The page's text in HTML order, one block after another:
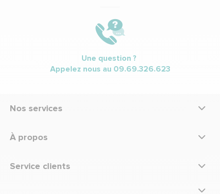
Une question ?
Appelez nous au 09.69.326.623
Nos services
À propos
Service clients